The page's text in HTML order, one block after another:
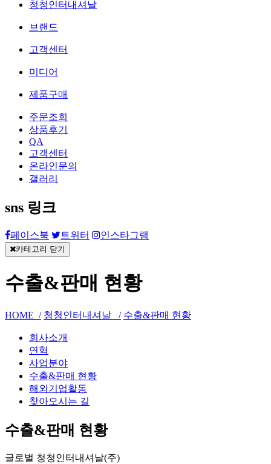
청청인터내셔날
브랜드
고객센터
미디어
제품구매
주문조회
상품후기
QA
고객센터
온라인문의
갤러리
sns 링크
페이스북 트위터 인스타그램
카테고리 닫기
수출&판매 현황
HOME / 청청인터내셔날 / 수출&판매 현황
회사소개
연혁
사업분야
수출&판매 현황
해외기업활동
찾아오시는 길
수출&판매 현황
글로벌 청청인터내셔날(주)